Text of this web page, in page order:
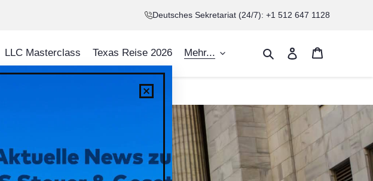
Deutsches Sekretariat (24/7): +1 512 647 1128
LLC Masterclass Texas Reise 2026 Mehr... SuchenEinloggen